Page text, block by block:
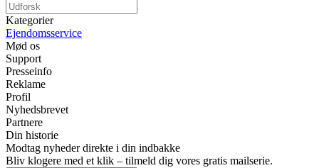
Kategorier
Ejendomsservice
Mød os
Support
Presseinfo
Reklame
Profil
Nyhedsbrevet
Partnere
Din historie
Modtag nyheder direkte i din indbakke
Bliv klogere med et klik – tilmeld dig vores gratis mailserie.